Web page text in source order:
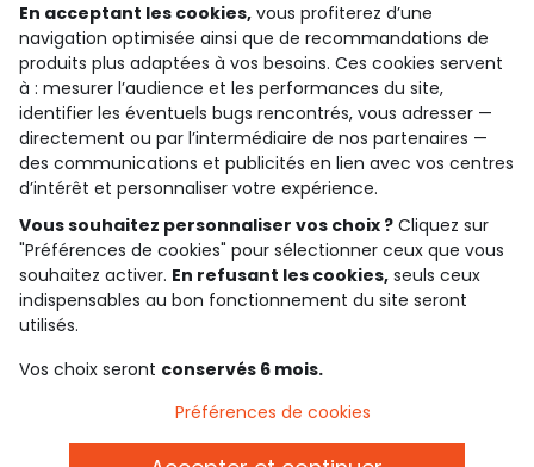
qui sommes-nous ?
besoin d'aide ?
le club fidélité
notre catalogue
Conditions générales de ventes et d'utilisation
Politique de confidentialité
Cookies et données personnelles
Paramètres des cookies
En acceptant les cookies, vous profiterez d’une
navigation optimisée ainsi que de recommandations de
produits plus adaptées à vos besoins. Ces cookies servent
à : mesurer l’audience et les performances du site,
identifier les éventuels bugs rencontrés, vous adresser —
directement ou par l’intermédiaire de nos partenaires —
des communications et publicités en lien avec vos centres
d’intérêt et personnaliser votre expérience.
Vous souhaitez personnaliser vos choix ? Cliquez sur
"Préférences de cookies" pour sélectionner ceux que vous
souhaitez activer. En refusant les cookies, seuls ceux
indispensables au bon fonctionnement du site seront
utilisés.
Vos choix seront conservés 6 mois.
Préférences de cookies